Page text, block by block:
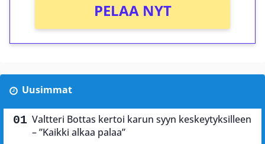
PELAA NYT
Uusimmat
Valtteri Bottas kertoi karun syyn keskeytyksilleen
– ”Kaikki alkaa palaa”